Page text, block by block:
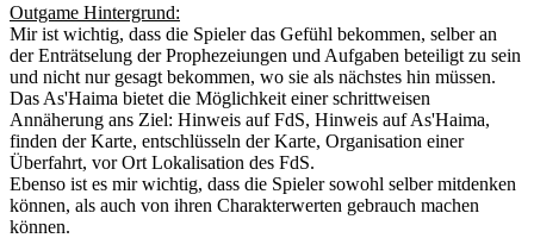
Outgame Hintergrund:
Mir ist wichtig, dass die Spieler das Gefühl bekommen, selber an
der Enträtselung der Prophezeiungen und Aufgaben beteiligt zu sein
und nicht nur gesagt bekommen, wo sie als nächstes hin müssen.
Das As'Haima bietet die Möglichkeit einer schrittweisen
Annäherung ans Ziel: Hinweis auf FdS, Hinweis auf As'Haima,
finden der Karte, entschlüsseln der Karte, Organisation einer
Überfahrt, vor Ort Lokalisation des FdS.
Ebenso ist es mir wichtig, dass die Spieler sowohl selber mitdenken
können, als auch von ihren Charakterwerten gebrauch machen
können.